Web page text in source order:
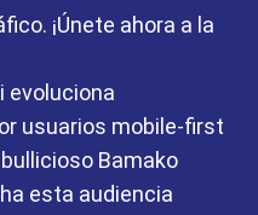
¡Únete ahora a la
evoluciona
usuarios mobile-first
Bamako
esta audiencia